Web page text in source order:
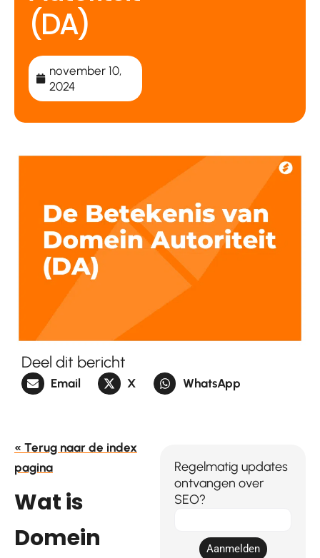
(DA)
november 10,
2024
Deel dit bericht
Email X WhatsApp
« Terug naar de index
pagina
Wat is
Domein
Regelmatig updates
ontvangen over
SEO?
Aanmelden